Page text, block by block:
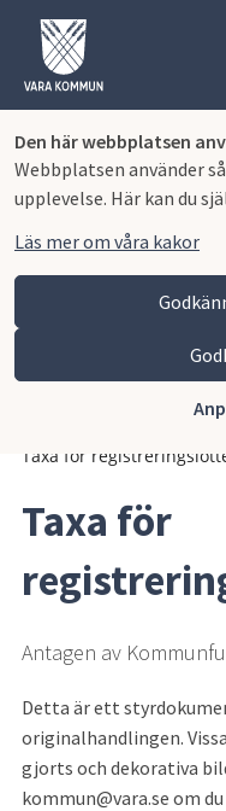
Den här webbplatsen
Webbplatsen använder
upplevelse. Här kan du
Läs mer om våra kakor
Vara kommun
Vår organisation och
Taxa för
Taxa för
Antagen av
Detta är ett
originalhandlingen.
gjorts och dekorativa
kommun@vara.se om